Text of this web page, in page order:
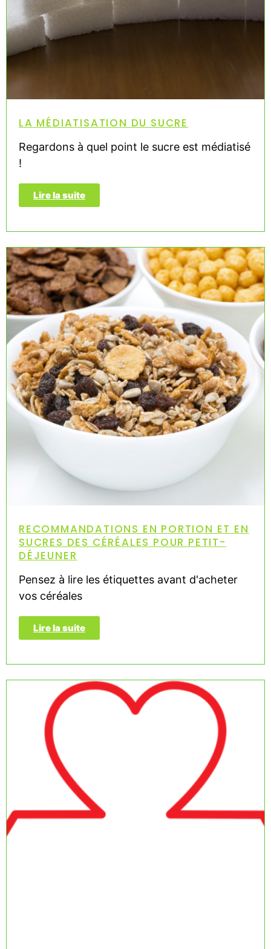
LA MÉDIATISATION DU SUCRE
Regardons à quel point le sucre est médiatisé
!
Lire la suite
RECOMMANDATIONS EN PORTION ET EN
SUCRES DES CÉRÉALES POUR PETIT-
DÉJEUNER
Pensez à lire les étiquettes avant d'acheter
vos céréales
Lire la suite